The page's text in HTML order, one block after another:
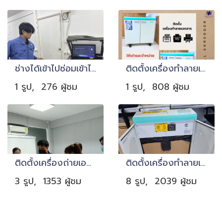
ช่างได้เข้าไปซ่อมเข้าไปเปลี่ยนเครื่องค่ะ Change MX-3114 to MX-3114
1 รูป, 276 ผู้ชม
ติดตั้งเครื่องทำลายเอกสาร ประจำวันที่ 1 มี.ค. 2024
1 รูป, 808 ผู้ชม
ติดตั้งเครื่องถ่ายเอกสาร จังหวัดปทุมธานี
3 รูป, 1353 ผู้ชม
ติดตั้งเครื่องทำลายเอกสาร Meiko Shokai ให้กับลูกค้าที่ใช้เครื่องถ่ายเอกสารของทางเราอยู่แล้ว
8 รูป, 2039 ผู้ชม